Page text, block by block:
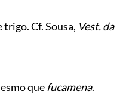
Cf. Sousa, Vest. da
que fucamena.